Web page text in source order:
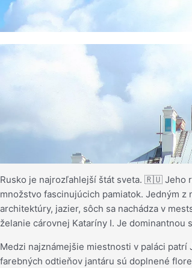
Rusko je najrozľahlejší štát sveta. 🇷🇺 Jeho
množstvo fascinujúcich pamiatok. Jedným
architektúry, jazier, sôch sa nachádza v
želanie cárovnej Kataríny I. Je
Medzi najznámejšie miestnosti v paláci
farebných odtieňov jantáru sú doplnené